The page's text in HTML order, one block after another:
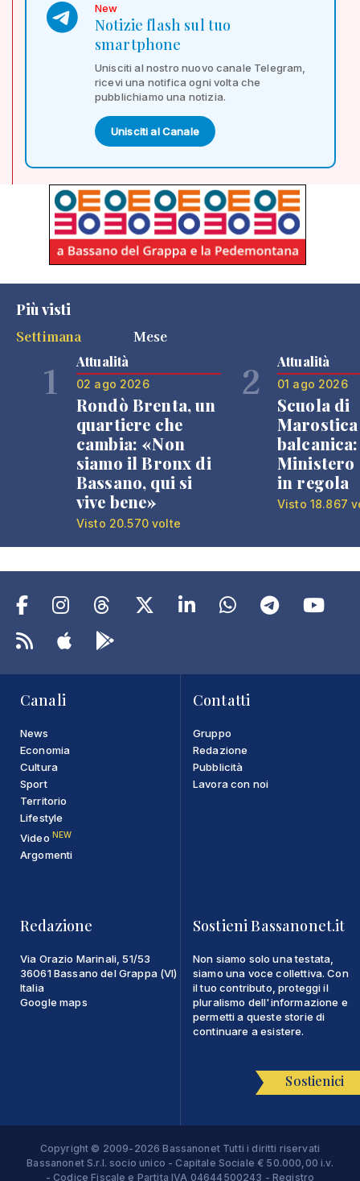
New
Notizie flash sul tuo
smartphone
Unisciti al nostro nuovo canale Telegram,
ricevi una notifica ogni volta che
pubblichiamo una notizia.
Unisciti al Canale
Più visti
Settimana
Mese
1 Attualità
02 ago 2026
Rondò Brenta, un
quartiere che
cambia: «Non
siamo il Bronx di
Bassano, qui si
vive bene»
Visto 20.570 volte
2 Attualità
01 ago 2026
Scuola di
Ministero
in regola
Visto 18.867
Canali
News
Economia
Cultura
Sport
Territorio
Lifestyle
Video NEW
Argomenti
Contatti
Gruppo
Redazione
Pubblicità
Lavora con noi
Redazione
Via Orazio Marinali, 51/53
36061 Bassano del Grappa (VI)
Italia
Google maps
Sostieni Bassanonet.it
Non siamo solo una testata,
siamo una voce collettiva. Con
il tuo contributo, proteggi il
pluralismo dell'informazione e
permetti a queste storie di
continuare a esistere.
Sostienici
Copyright © 2009-2026 Bassanonet Tutti i diritti riservati
Bassanonet S.r.l. socio unico - Capitale Sociale € 50.000,00 i.v.
- Codice Fiscale e Partita IVA 04644500243 - Registro